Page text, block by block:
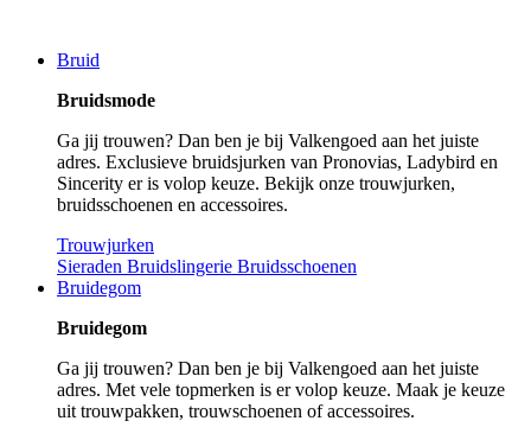
Bruid
Bruidsmode
Ga jij trouwen? Dan ben je bij Valkengoed aan het juiste
adres. Exclusieve bruidsjurken van Pronovias, Ladybird en
Sincerity er is volop keuze. Bekijk onze trouwjurken,
bruidsschoenen en accessoires.
Trouwjurken
Sieraden Bruidslingerie Bruidsschoenen
Bruidegom
Bruidegom
Ga jij trouwen? Dan ben je bij Valkengoed aan het juiste
adres. Met vele topmerken is er volop keuze. Maak je keuze
uit trouwpakken, trouwschoenen of accessoires.